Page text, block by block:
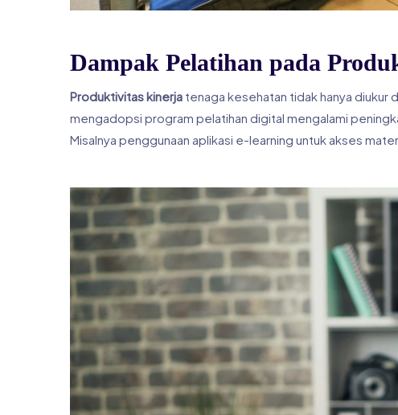
Dampak Pelatihan pada
Produktivitas kinerja tenaga kesehatan tidak hanya diukur
mengadopsi program pelatihan digital mengalami
Misalnya penggunaan aplikasi e-learning untuk akses